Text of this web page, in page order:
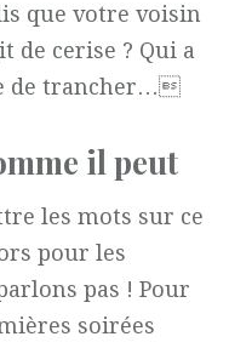
que votre voisin
de cerise ? Qui a
de trancher…
il peut
les mots sur ce
pour les
pas ! Pour
soirées